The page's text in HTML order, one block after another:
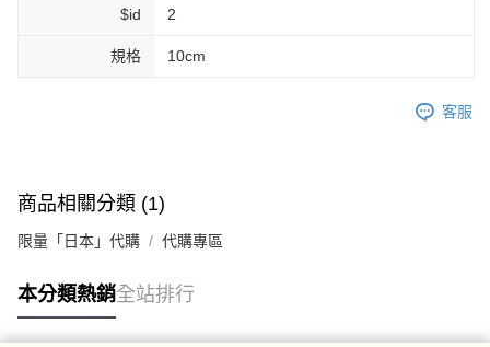
全家純取貨 (先付款
每筆NT$80，滿NT$999(含以上)免運費
每筆NT$80，滿NT$999(含以上)免運費
7-11純取貨 (先付款
$id 2
規格 10cm
客服
商品相關分類 (1)
限量「日本」代購 代購專區
本分類熱銷全站排行